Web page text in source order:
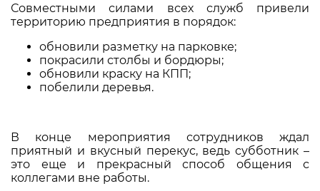
Совместными силами всех служб привели
территорию предприятия в порядок:
обновили разметку на парковке;
покрасили столбы и бордюры;
обновили краску на КПП;
побелили деревья.
В конце мероприятия сотрудников ждал
приятный и вкусный перекус, ведь субботник –
это еще и прекрасный способ общения с
коллегами вне работы.